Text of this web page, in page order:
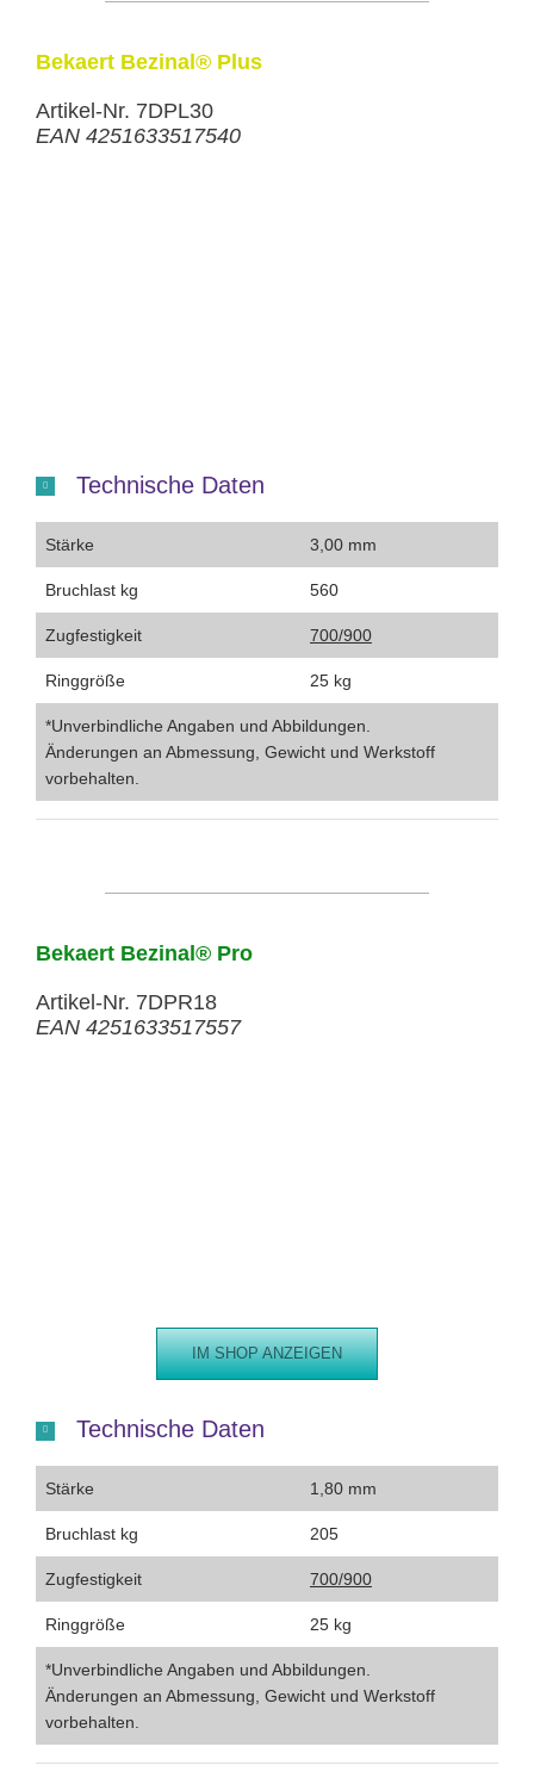
Bekaert Bezinal® Plus
Artikel-Nr. 7DPL30
EAN 4251633517540
Technische Daten
Stärke 3,00 mm
Bruchlast kg 560
Zugfestigkeit 700/900
Ringgröße 25 kg
*Unverbindliche Angaben und Abbildungen.
Änderungen an Abmessung, Gewicht und Werkstoff
vorbehalten.
Bekaert Bezinal® Pro
Artikel-Nr. 7DPR18
EAN 4251633517557
IM SHOP ANZEIGEN
Technische Daten
Stärke 1,80 mm
Bruchlast kg 205
Zugfestigkeit 700/900
Ringgröße 25 kg
*Unverbindliche Angaben und Abbildungen.
Änderungen an Abmessung, Gewicht und Werkstoff
vorbehalten.